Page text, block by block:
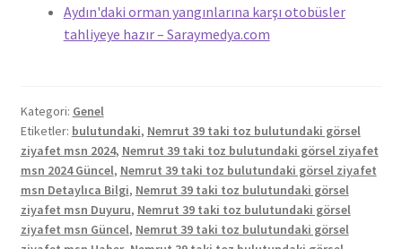
Aydın'daki orman yangınlarına karşı otobüsler
tahliyeye hazır – Saraymedya.com
Kategori: Genel
Etiketler: bulutundaki, Nemrut 39 taki toz bulutundaki görsel
ziyafet msn 2024, Nemrut 39 taki toz bulutundaki görsel ziyafet
msn 2024 Güncel, Nemrut 39 taki toz bulutundaki görsel ziyafet
msn Detaylıca Bilgi, Nemrut 39 taki toz bulutundaki görsel
ziyafet msn Duyuru, Nemrut 39 taki toz bulutundaki görsel
ziyafet msn Güncel, Nemrut 39 taki toz bulutundaki görsel